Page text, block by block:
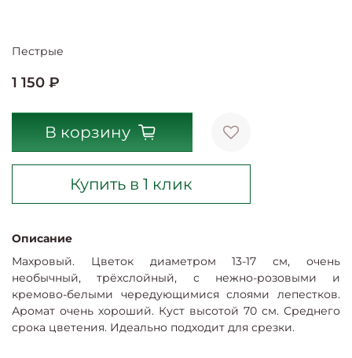
Пестрые
1 150 ₽
В корзину
Купить в 1 клик
Описание
Махровый. Цветок диаметром 13-17 см, очень
необычный, трёхслойный, с нежно-розовыми и
кремово-белыми чередующимися слоями лепестков.
Аромат очень хороший. Куст высотой 70 см. Среднего
срока цветения. Идеально подходит для срезки.